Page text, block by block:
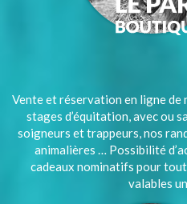
Vente et réservation en ligne de
stages d’équitation, avec ou
soigneurs et trappeurs, nos
animalières … Possibilité
cadeaux nominatifs pour
valables